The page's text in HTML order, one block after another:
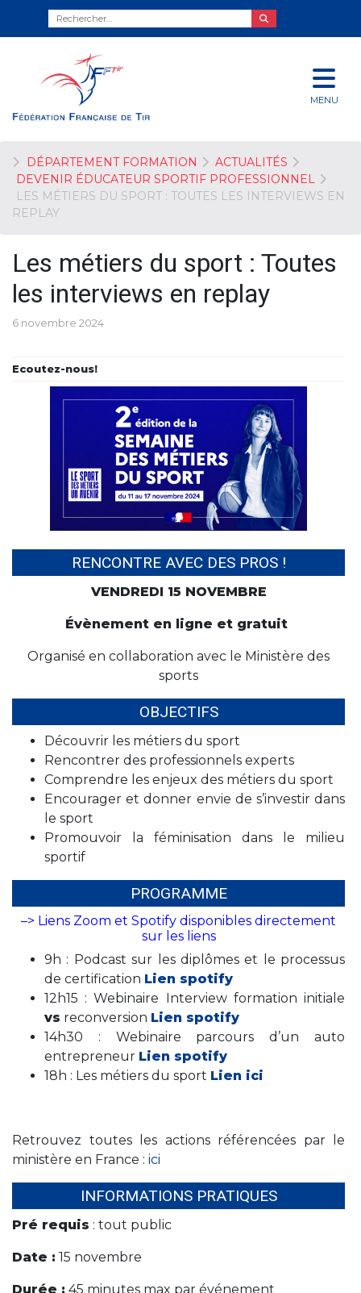
MENU
DÉPARTEMENT FORMATION
ACTUALITÉS
DEVENIR ÉDUCATEUR SPORTIF PROFESSIONNEL
LES MÉTIERS DU SPORT : TOUTES LES INTERVIEWS EN
REPLAY
Les métiers du sport : Toutes
les interviews en replay
6 novembre 2024
Ecoutez-nous!
RENCONTRE AVEC DES PROS !
VENDREDI 15 NOVEMBRE
Évènement en ligne et gratuit
Organisé en collaboration avec le Ministère des
sports
OBJECTIFS
Découvrir les métiers du sport
Rencontrer des professionnels experts
Comprendre les enjeux des métiers du sport
Encourager et donner envie de s’investir dans
le sport
Promouvoir la féminisation dans le milieu
sportif
PROGRAMME
–> Liens Zoom et Spotify disponibles directement
sur les liens
9h : Podcast sur les diplômes et le processus
de certification Lien spotify
12h15 : Webinaire Interview formation initiale
vs reconversion Lien spotify
14h30 : Webinaire parcours d’un auto
entrepreneur Lien spotify
18h : Les métiers du sport Lien ici
Retrouvez toutes les actions référencées par le
ministère en France : ici
INFORMATIONS PRATIQUES
Pré requis : tout public
Date : 15 novembre
Durée : 45 minutes max par événement